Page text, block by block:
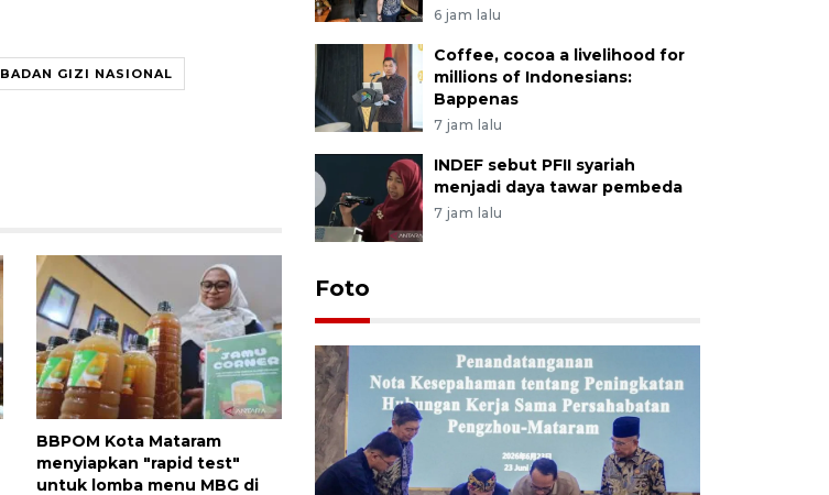
BADAN GIZI NASIONAL
BBPOM Kota Mataram
menyiapkan "rapid test"
untuk lomba menu MBG di
6 jam lalu
Coffee, cocoa a livelihood for
millions of Indonesians:
Bappenas
7 jam lalu
INDEF sebut PFII syariah
menjadi daya tawar pembeda
7 jam lalu
Foto